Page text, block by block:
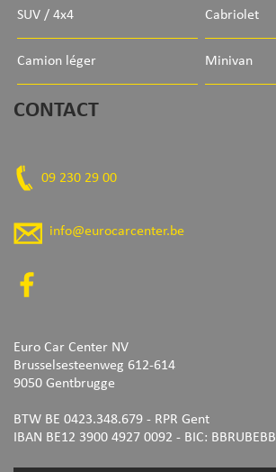
SUV / 4x4 Cabriolet
Camion léger Minivan
CONTACT
09 230 29 00
info@eurocarcenter.be
Euro Car Center NV
Brusselsesteenweg 612-614
9050 Gentbrugge
BTW BE 0423.348.679 - RPR Gent
IBAN BE12 3900 4927 0092 - BIC: BBRUBEBB